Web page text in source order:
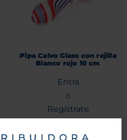
Pipa Calvo Glass con rejilla
Blanco rojo 10 cm
Entra
o
Regístrate